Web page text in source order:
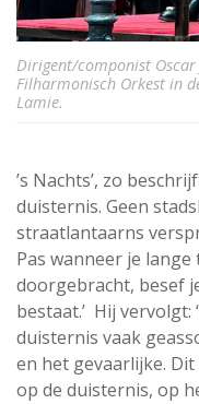
Dirigent/componist Oscar
Filharmonisch Orkest in
Lamie.
’s Nachts’, zo
duisternis. Geen
straatlantaarns
Pas wanneer je
doorgebracht, besef
bestaat.’ Hij
duisternis vaak
en het gevaarlijke.
op de duisternis, op